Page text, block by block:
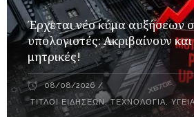
Έρχεται νέο κύμα αυξήσεων
υπολογιστές: Ακριβαίνουν και
μητρικές!
08/08/2026
ΤΊΤΛΟΙ ΕΙΔΉΣΕΩΝ,ΤΕΧΝΟΛΟΓΊΑ,ΥΓΕΊΑ